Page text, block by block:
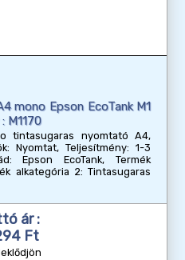
mono Epson EcoTank M1
M1170
tintasugaras nyomtató A4,
Nyomtat, Teljesítmény: 1-3
Epson EcoTank, Termék
alkategória 2: Tintasugaras
ár :
Ft